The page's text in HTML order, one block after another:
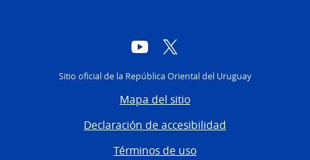
YouTube
Sitio oficial de la República Oriental del Uruguay
Mapa del sitio
Declaración de accesibilidad
Términos de uso